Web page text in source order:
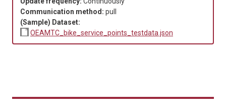
Communication method: pull
(Sample) Dataset:
OEAMTC_bike_service_points_testdata.json